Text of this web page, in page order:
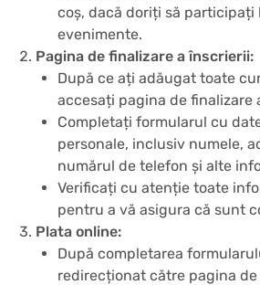
coș, dacă doriți să participați
evenimente.
Pagina de finalizare a înscrierii:
După ce ați adăugat toate
accesați pagina de finalizare
Completați formularul cu
personale, inclusiv numele,
numărul de telefon și alte
Verificați cu atenție toate
pentru a vă asigura că sunt
Plata online:
După completarea
redirecționat către pagina